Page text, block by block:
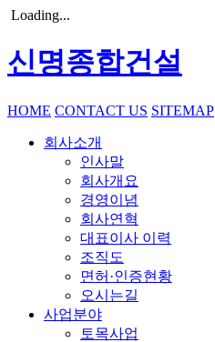
Loading...
신명종합건설
HOME CONTACT US SITEMAP
회사소개
인사말
회사개요
경영이념
회사연혁
대표이사 이력
조직도
면허·인증현황
오시는길
사업분야
토목사업